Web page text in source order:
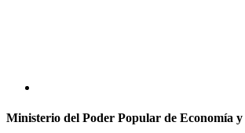
Ministerio del Poder Popular de Economía y